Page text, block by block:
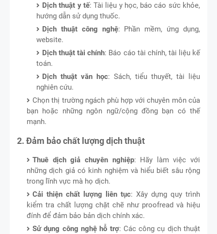
Dịch thuật y tế: Tài liệu y học, báo cáo sức khỏe,
hướng dẫn sử dụng thuốc.
Dịch thuật công nghệ: Phần mềm, ứng dụng,
website.
Dịch thuật tài chính: Báo cáo tài chính, tài liệu kế
toán.
Dịch thuật văn học: Sách, tiểu thuyết, tài liệu
nghiên cứu.
Chọn thị trường ngách phù hợp với chuyên môn của
bạn hoặc những ngôn ngữ/cộng đồng bạn có thế
mạnh.
2. Đảm bảo chất lượng dịch thuật
Thuê dịch giả chuyên nghiệp: Hãy làm việc với
những dịch giả có kinh nghiệm và hiểu biết sâu rộng
trong lĩnh vực mà họ dịch.
Cải thiện chất lượng liên tục: Xây dựng quy trình
kiểm tra chất lượng chặt chẽ như proofread và hiệu
đính để đảm bảo bản dịch chính xác.
Sử dụng công nghệ hỗ trợ: Các công cụ dịch thuật